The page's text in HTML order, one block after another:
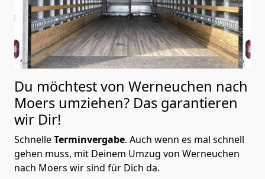
Du möchtest von Werneuchen nach
Moers umziehen? Das garantieren
wir Dir!
SchnelleTerminvergabe. Auch wenn es mal schnell
gehen muss, mit Deinem Umzug von Werneuchen
nach Moers wir sind für Dich da.